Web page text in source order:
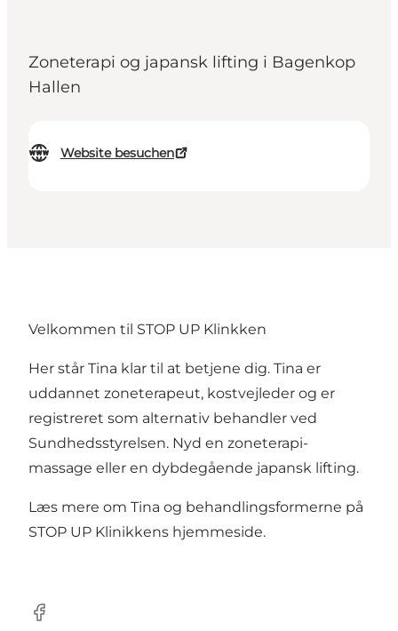
Zoneterapi og japansk lifting i Bagenkop
Hallen
Website besuchen
Velkommen til STOP UP Klinkken
Her står Tina klar til at betjene dig. Tina er
uddannet zoneterapeut, kostvejleder og er
registreret som alternativ behandler ved
Sundhedsstyrelsen. Nyd en zoneterapi-
massage eller en dybdegående japansk lifting.
Læs mere om Tina og behandlingsformerne på
STOP UP Klinikkens hjemmeside.
Facebook